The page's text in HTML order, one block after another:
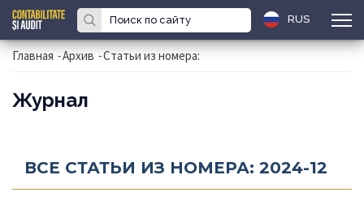
RUS
Главная -Архив -Статьи из номера:
Журнал
ВСЕ СТАТЬИ ИЗ НОМЕРА: 2024-12